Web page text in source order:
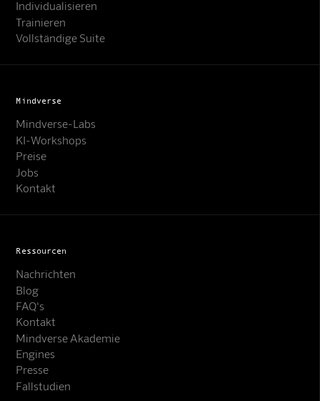
Online · KI-Assistent
Individualisieren
Trainieren
Vollständige Suite
Mindverse
Mindverse-Labs
KI-Workshops
Preise
Jobs
Kontakt
Ressourcen
Nachrichten
Blog
FAQ's
Kontakt
Mindverse Akademie
Engines
Presse
Fallstudien